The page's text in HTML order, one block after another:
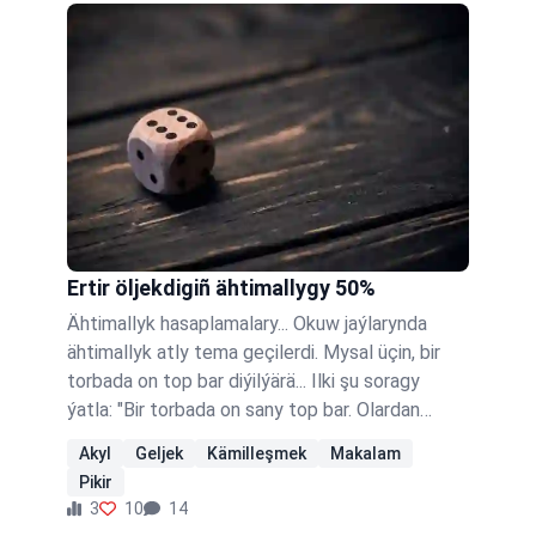
olardan öňdesiňizdir" "Ähli…
Ertir öljekdigiñ ähtimallygy 50%
Ähtimallyk hasaplamalary... Okuw jaýlarynda
ähtimallyk atly tema geçilerdi. Mysal üçin, bir
torbada on top bar diýilýärä... Ilki şu soragy
ýatla: "Bir torbada on sany top bar. Olardan
Torbadan alynan bir topyň gök reňkli bolmak
ähtimallygy näçä deň?" Ýaşaýan ýaşamaýan,
matematika bilen gyzyklanýan gyzyklanmaýan
Akyl Geljek Kämilleşmek
Makalam
Pikir
3
10 14